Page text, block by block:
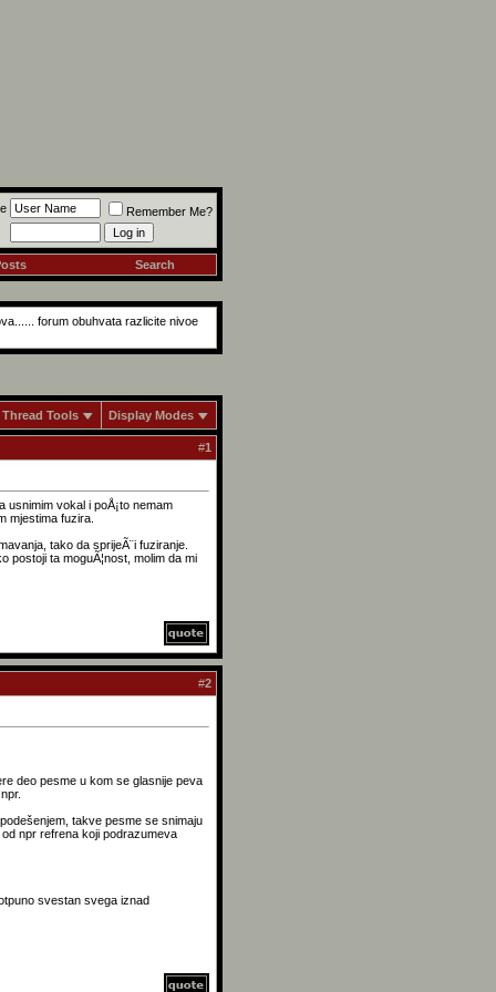
Remember Me?
Search
forum obuhvata razlicite nivoe
Thread Tools Display Modes
#1
vokal i poÅ¡to nemam
mjestima fuzira.
tako da sprijeÃ¨i fuziranje.
postoji ta moguÃ¦nost, molim da mi
#2
deo pesme u kom se glasnije peva
takve pesme se snimaju
npr refrena koji podrazumeva
svestan svega iznad